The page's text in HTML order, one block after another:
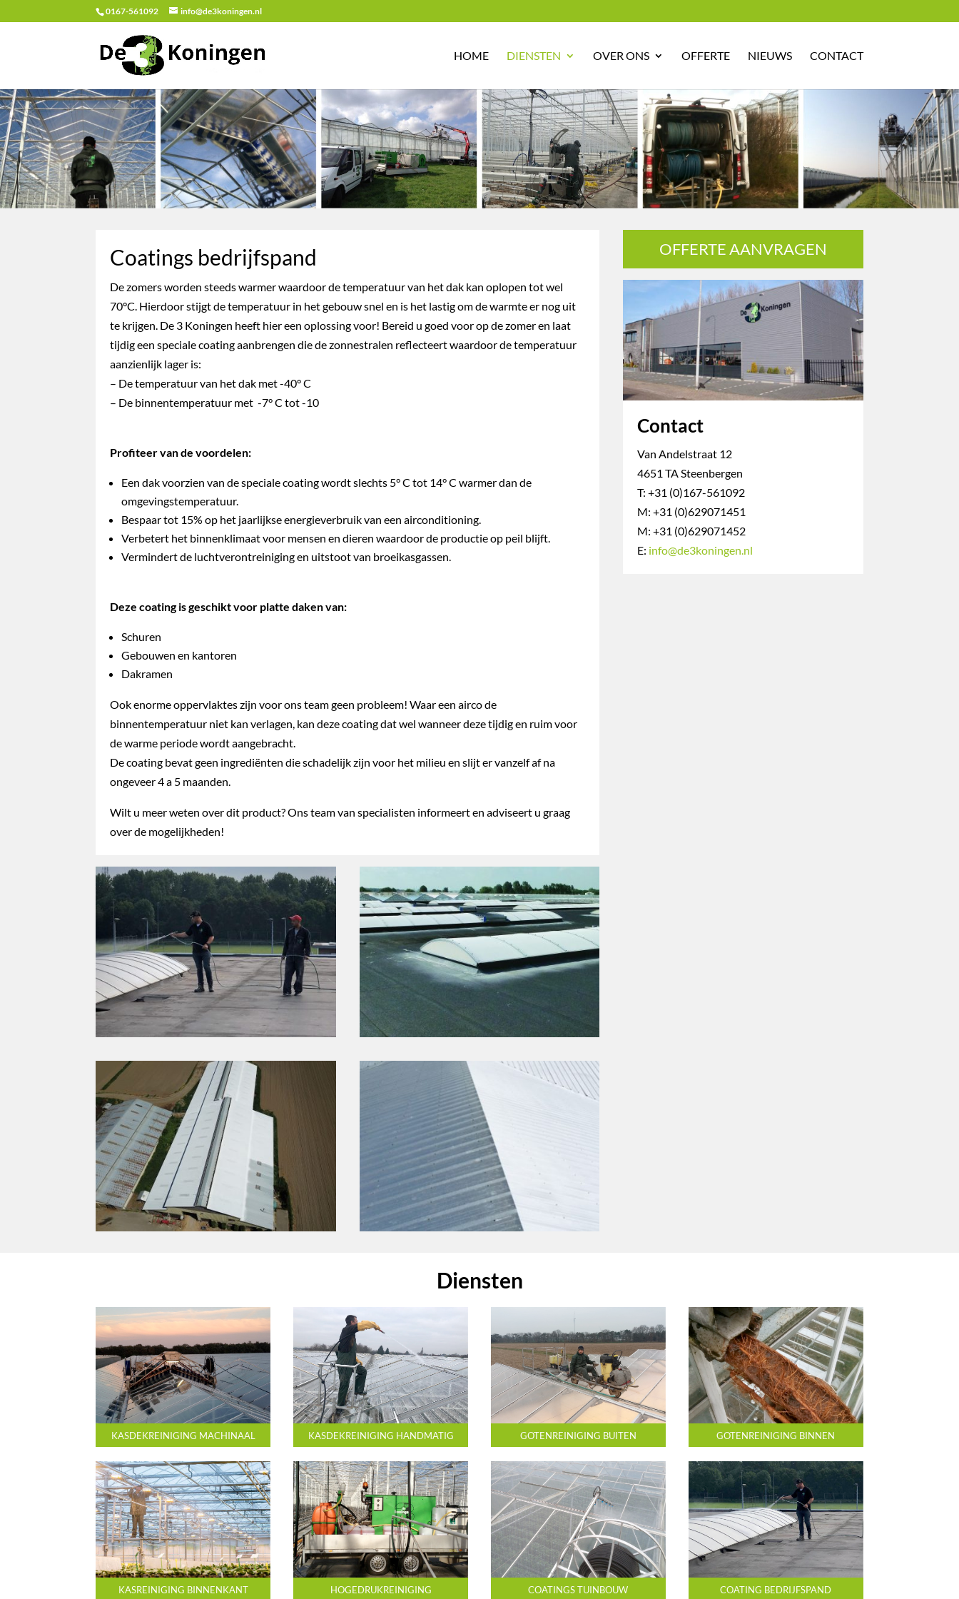
0167-561092 info@de3koningen.nl
HOME DIENSTEN OVER ONS OFFERTE NIEUWS CONTACT
Coatings bedrijfspand
De zomers worden steeds warmer waardoor de temperatuur van het dak kan oplopen tot wel
70°C. Hierdoor stijgt de temperatuur in het gebouw snel en is het lastig om de warmte er nog uit
te krijgen. De 3 Koningen heeft hier een oplossing voor! Bereid u goed voor op de zomer en laat
tijdig een speciale coating aanbrengen die de zonnestralen reflecteert waardoor de temperatuur
aanzienlijk lager is:
– De temperatuur van het dak met -40° C
– De binnentemperatuur met -7° C tot -10
Profiteer van de voordelen:
Een dak voorzien van de speciale coating wordt slechts 5° C tot 14° C warmer dan de
omgevingstemperatuur.
Bespaar tot 15% op het jaarlijkse energieverbruik van een airconditioning.
Verbetert het binnenklimaat voor mensen en dieren waardoor de productie op peil blijft.
Vermindert de luchtverontreiniging en uitstoot van broeikasgassen.
Deze coating is geschikt voor platte daken van:
Schuren
Gebouwen en kantoren
Dakramen
Ook enorme oppervlaktes zijn voor ons team geen probleem! Waar een airco de
binnentemperatuur niet kan verlagen, kan deze coating dat wel wanneer deze tijdig en ruim voor
de warme periode wordt aangebracht.
De coating bevat geen ingrediënten die schadelijk zijn voor het milieu en slijt er vanzelf af na
ongeveer 4 a 5 maanden.
Wilt u meer weten over dit product? Ons team van specialisten informeert en adviseert u graag
over de mogelijkheden!
OFFERTE AANVRAGEN
Contact
Van Andelstraat 12
4651 TA Steenbergen
T: +31 (0)167-561092
M: +31 (0)629071451
M: +31 (0)629071452
E: info@de3koningen.nl
Diensten
KASDEKREINIGING MACHINAAL KASDEKREINIGING HANDMATIG GOTENREINIGING BUITEN GOTENREINIGING BINNEN
KASREINIGING BINNENKANT HOGEDRUKREINIGING COATINGS TUINBOUW COATING BEDRIJFSPAND